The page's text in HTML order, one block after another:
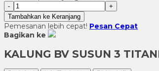
-
+
Tambahkan ke Keranjang
Pemesanan lebih cepat! Pesan Cepat
Bagikan ke
KALUNG BV SUSUN 3